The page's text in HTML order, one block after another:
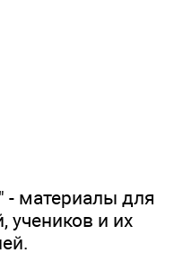
- материалы для
учеников и их